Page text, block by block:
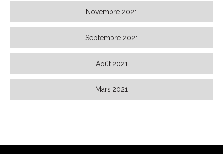
Novembre 2021
Septembre 2021
Août 2021
Mars 2021